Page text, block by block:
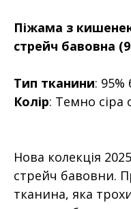
Піжама з
стрейч бавовна
Тип тканини: 95%
Колір: Темно сіра
Нова колекція
стрейч бавовни.
тканина, яка